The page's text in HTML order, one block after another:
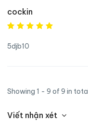
cockin
5djb10
Showing 1 - 9 of 9 in total
Viết nhận xét